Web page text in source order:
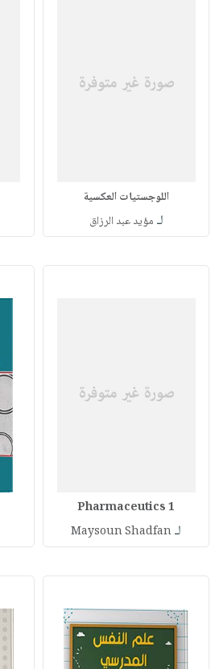
اللوجستيات العكسية
لـ مؤيد عبد الرزاق
Pharmaceutics 1
لـMaysoun Shadfan